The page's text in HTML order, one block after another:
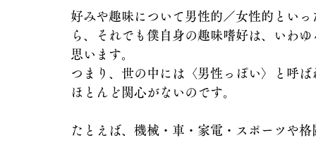
好みや趣味について男性的／女性的とい
ら、それでも僕自身の趣味嗜好は、いわ
思います。
つまり、世の中には〈男性っぽい〉と呼
ほとんど関心がないのです。
たとえば、機械・車・家電・スポーツや